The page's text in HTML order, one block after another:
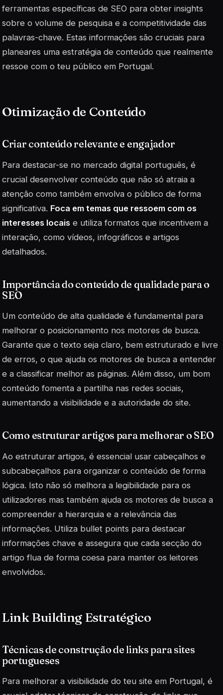
ferramentas específicas de SEO para obter insights
sobre o volume de pesquisa e a competitividade das
palavras-chave. Estas informações são cruciais para
planeares uma estratégia de conteúdo que realmente
ressoe com o teu público em Portugal.
Otimização de Conteúdo
Criar conteúdo relevante e engajador
Para destacar-se no mercado digital português, é
crucial desenvolver conteúdo que não só atraia a
atenção como também envolva o público de forma
significativa. Foca em temas que ressoem com os
interesses locais e utiliza formatos que incentivem a
interação, como vídeos, infográficos e artigos
detalhados.
Importância do conteúdo de qualidade para o
SEO
Um conteúdo de alta qualidade é fundamental para
melhorar o posicionamento nos motores de busca.
Garante que o texto seja claro, bem estruturado e livre
de erros, o que ajuda os motores de busca a entender
e a classificar melhor as páginas. Além disso, um bom
conteúdo fomenta a partilha nas redes sociais,
aumentando a visibilidade e a autoridade do site.
Como estruturar artigos para melhorar o SEO
Ao estruturar artigos, é essencial usar cabeçalhos e
subcabeçalhos para organizar o conteúdo de forma
lógica. Isto não só melhora a legibilidade para os
utilizadores mas também ajuda os motores de busca a
compreender a hierarquia e a relevância das
informações. Utiliza bullet points para destacar
informações chave e assegura que cada secção do
artigo flua de forma coesa para manter os leitores
envolvidos.
Link Building Estratégico
Técnicas de construção de links para sites
portugueses
Para melhorar a visibilidade do teu site em Portugal, é